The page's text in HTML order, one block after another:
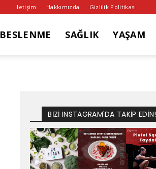
İletişim Hakkımızda Gizlilik Politikası
BESLENME SAĞLIK YAŞAM
BİZİ INSTAGRAM'DA TAKİP EDİN!